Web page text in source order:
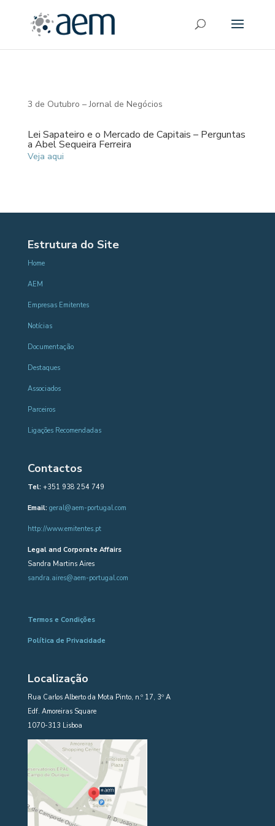
3 de Outubro – Jornal de Negócios
Lei Sapateiro e o Mercado de Capitais – Perguntas
a Abel Sequeira Ferreira
Veja aqui
Estrutura do Site
Home
AEM
Empresas Emitentes
Notícias
Documentação
Destaques
Associados
Parceiros
Ligações Recomendadas
Contactos
Tel:+351 938 254 749
Email: geral@aem-portugal.com
http://www.emitentes.pt
Legal and Corporate Affairs
Sandra Martins Aires
sandra.aires@aem-portugal.com
Termos e Condições
Política de Privacidade
Localização
Rua Carlos Alberto da Mota Pinto, n.º 17, 3º A
Edf. Amoreiras Square
1070-313 Lisboa